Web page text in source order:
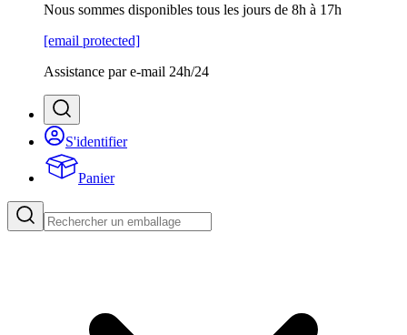
Nous sommes disponibles tous les jours de 8h à 17h
[email protected]
Assistance par e-mail 24h/24
S'identifier
Panier